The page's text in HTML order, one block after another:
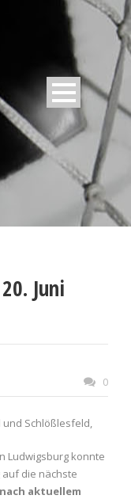
Juni
0
und Schlößlesfeld,
Ludwigsburg konnte
die nächste
aktuellem